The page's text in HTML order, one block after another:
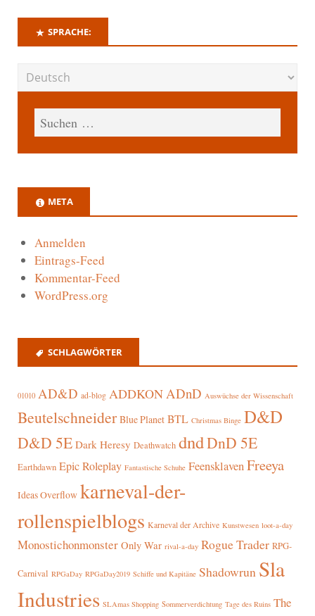
SPRACHE:
META
Anmelden
Eintrags-Feed
Kommentar-Feed
WordPress.org
SCHLAGWÖRTER
01010 AD&D ad-blog ADDKONADnD Auswüchse der Wissenschaft
Beutelschneider Blue Planet BTL Christmas Binge D&D
D&D 5E Dark Heresy Deathwatch dndDnD 5E
Earthdawn Epic Roleplay Fantastische Schuhe FeensklavenFreeya
Ideas Overflow karneval-der-
rollenspielblogs Karneval der Archive Kunstwesen loot-a-day
Monostichonmonster Only War rival-a-day Rogue Trader RPG-
Carnival RPGaDay RPGaDay2019 Schiffe und Kapitäne Shadowrun Sla
Industries SLAmas Shopping Sommerverdichtung Tage des Ruins The